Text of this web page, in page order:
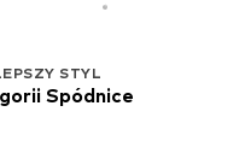
STYL
Spódnice